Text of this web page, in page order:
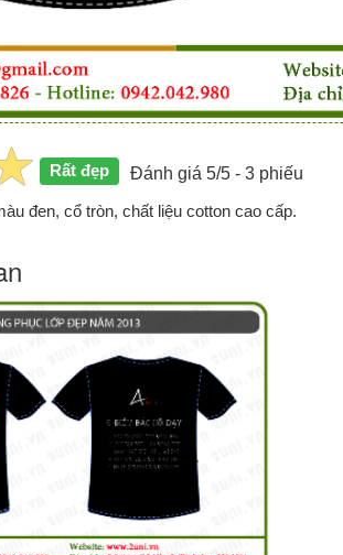
Rất đẹp Đánh giá 5/5 - 3 phiếu
đen, cổ tròn, chất liệu cotton cao cấp.